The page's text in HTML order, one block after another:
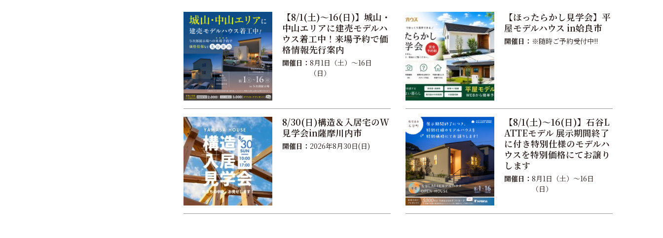
【8/1(土)〜16(日)】城山・
中山エリアに建売モデルハ
ウス着工中！来場予約で価
格情報先行案内
開催日： 8月1日（土）〜16日
（日）
【ほったらかし見学会】平
屋モデルハウス in姶良市
開催日： ※随時ご予約受付中!!
8/30(日)構造＆入居宅のW
見学会in薩摩川内市
開催日： 2026年8月30日(日)
【8/1(土)〜16(日)】石谷L
ATTEモデル 展示期間終了
に付き特別仕様のモデルハ
ウスを特別価格にてお譲り
します
開催日： 8月1日（土）〜16日
（日）